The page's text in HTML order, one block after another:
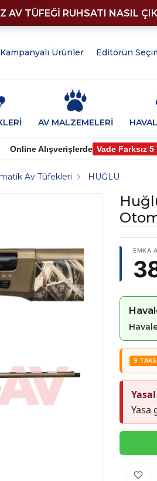
AV TÜFEĞİ RUHSATI NASIL
Kampanyalı Ürünler Editörün
AV MALZEMELERİ
Online Alışverişlerde Vade Farksız
Av Tüfekleri HUĞLU
Yasa